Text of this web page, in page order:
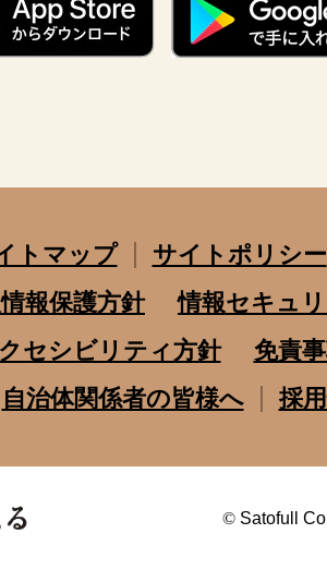
トマップ
サイトポリシー
報保護方針
情報セキュ
セシビリティ方針
免責
自治体関係者の皆様へ
採
© Satofull